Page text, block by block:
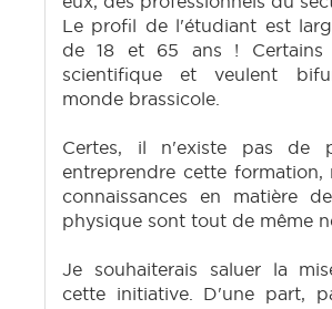
Le profil de l'étudiant est
de 18 et 65 ans ! Certains
scientifique et veulent
monde brassicole.
Certes, il n'existe pas de
entreprendre cette formation,
connaissances en matière
physique sont tout de même
Je souhaiterais saluer la
cette initiative. D'une part,